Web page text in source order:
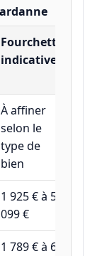
Fourchette
indicative
À affiner
selon le
type de
bien
1 925 € à 5
099 €
1 789 € à 6